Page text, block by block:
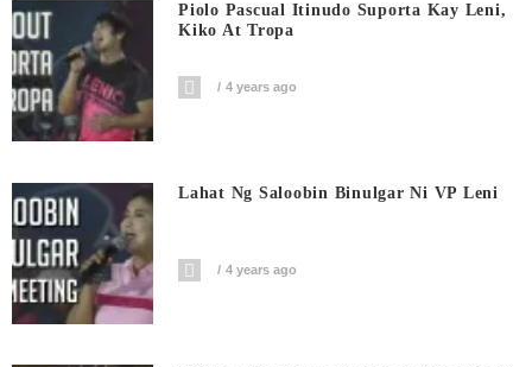
Piolo Pascual Itinudo Suporta Kay Leni,
Kiko At Tropa
4 years ago
Lahat Ng Saloobin Binulgar Ni VP Leni
4 years ago